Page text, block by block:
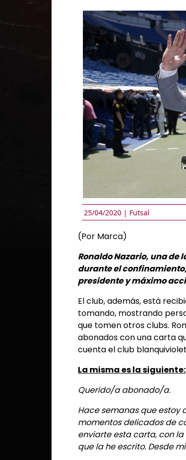
25/04/2020 | Futsal
(Por Marca)
Ronaldo Nazario, una
durante el
presidente y máximo
El club, además, está
tomando, mostrando
que tomen otros clubs.
abonados con una carta
cuenta el club
La misma es la siguiente:
Querido/a abonado/a.
Hace semanas que
momentos delicados de
enviarte esta carta, con
que la he escrito. Desde